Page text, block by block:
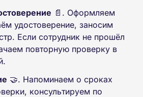
📄. Оформляем
удостоверение, заносим
Если сотрудник не прошёл
повторную проверку в
🤝. Напоминаем о сроках
консультируем по